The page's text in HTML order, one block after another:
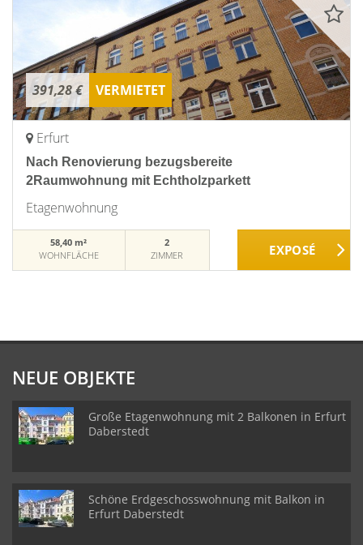
391,28 € VERMIETET
Erfurt
Nach Renovierung bezugsbereite
2Raumwohnung mit Echtholzparkett
Etagenwohnung
58,40 m²
WOHNFLÄCHE
2
ZIMMER
NEUE OBJEKTE
Große Etagenwohnung mit 2 Balkonen in Erfurt
Daberstedt
Schöne Erdgeschosswohnung mit Balkon in
Erfurt Daberstedt